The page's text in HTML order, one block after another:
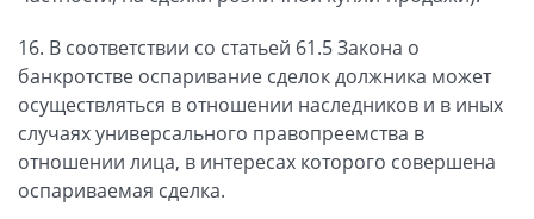
16. В соответствии со статьей 61.5 Закона о
банкротстве оспаривание сделок должника может
осуществляться в отношении наследников и в иных
случаях универсального правопреемства в
отношении лица, в интересах которого совершена
оспариваемая сделка.